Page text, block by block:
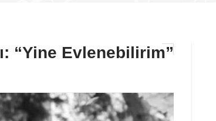
“Yine Evlenebilirim”